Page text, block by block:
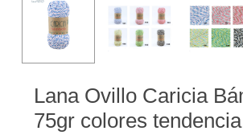
Lana Ovillo Caricia
75gr colores tendencia